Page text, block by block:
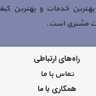
بهترین خدمات و بهترین
مشتری است.
راه‌های ارتباطی
تماس با ما
همکاری با ما